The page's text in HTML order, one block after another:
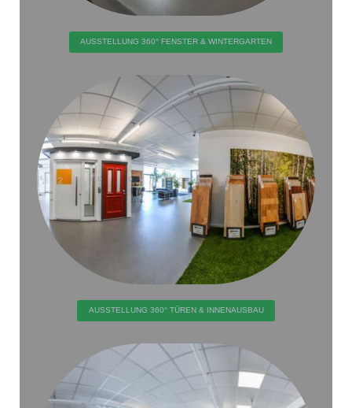
AUSSTELLUNG 360° FENSTER & WINTERGARTEN
AUSSTELLUNG 360° TÜREN & INNENAUSBAU